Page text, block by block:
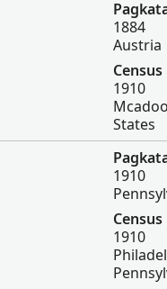
1884
Austria
Census
1910
States
1910
Census
1910